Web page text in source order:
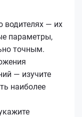
водителях — их
параметры,
точным.
— изучите
наиболее